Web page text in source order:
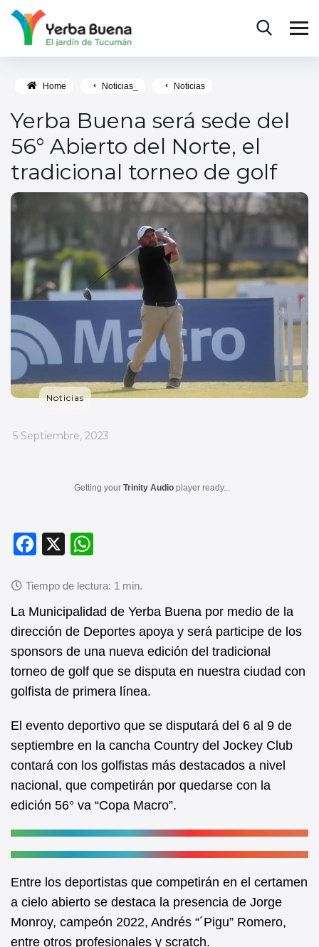
Home Noticias_ Noticias
Yerba Buena será sede del
56° Abierto del Norte, el
tradicional torneo de golf
Noticias
_
5 Septiembre, 2023
Getting your Trinity Audio player ready...
F
c
e
b
o
o
k
X
at
s
A
p
p
La Municipalidad de Yerba Buena por medio de la
dirección de Deportes apoya y será participe de los
sponsors de una nueva edición del tradicional
torneo de golf que se disputa en nuestra ciudad con
golfista de primera línea.
El evento deportivo que se disputará del 6 al 9 de
septiembre en la cancha Country del Jockey Club
contará con los golfistas más destacados a nivel
nacional, que competirán por quedarse con la
edición 56° va “Copa Macro”.
Entre los deportistas que competirán en el certamen
a cielo abierto se destaca la presencia de Jorge
Monroy, campeón 2022, Andrés “´Pigu” Romero,
entre otros profesionales y scratch.